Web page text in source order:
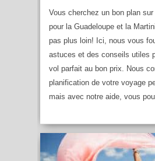
Vous cherchez un bon plan sur
pour la Guadeloupe et la
pas plus loin! Ici, nous vous
astuces et des conseils utiles
vol parfait au bon prix. Nous
planification de votre voyage
mais avec notre aide, vous